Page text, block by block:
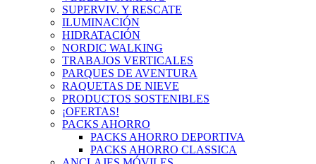
SUPERVIV. Y RESCATE
ILUMINACIÓN
HIDRATACIÓN
NORDIC WALKING
TRABAJOS VERTICALES
PARQUES DE AVENTURA
RAQUETAS DE NIEVE
PRODUCTOS SOSTENIBLES
¡OFERTAS!
PACKS AHORRO
PACKS AHORRO DEPORTIVA
PACKS AHORRO CLASSICA